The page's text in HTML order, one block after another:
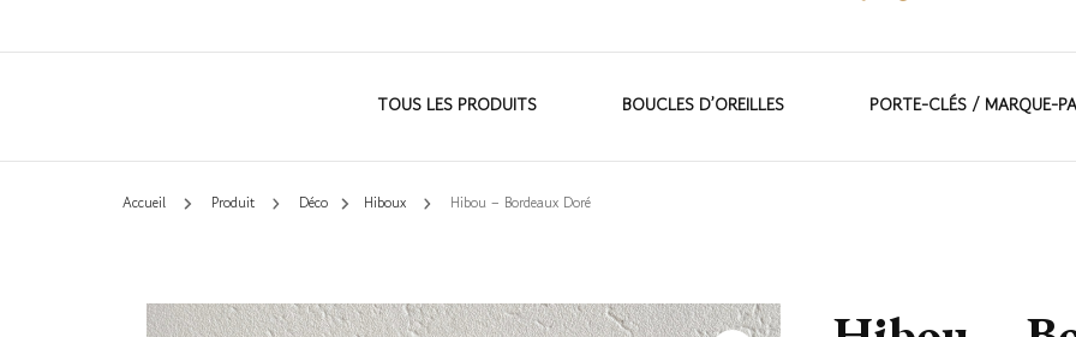
Cam'O – Créations artisanales
TOUS LES PRODUITS BOUCLES D’OREILLES PORTE-CLÉS / MARQUE-
Accueil Produit Déco Hiboux Hibou – Bordeaux Doré